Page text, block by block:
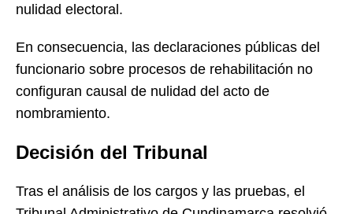
nulidad electoral.
En consecuencia, las declaraciones públicas del
funcionario sobre procesos de rehabilitación no
configuran causal de nulidad del acto de
nombramiento.
Decisión del Tribunal
Tras el análisis de los cargos y las pruebas, el